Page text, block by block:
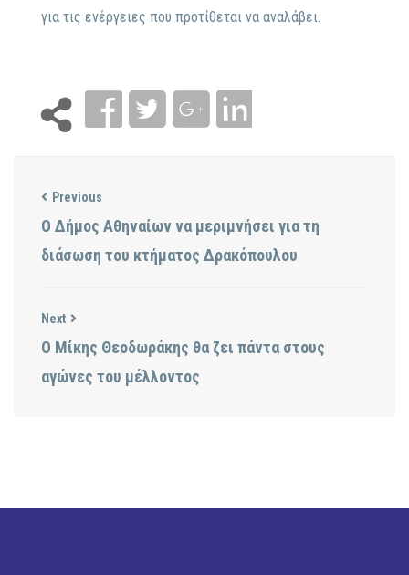
για τις ενέργειες που προτίθεται να αναλάβει.
Previous
Ο Δήμος Αθηναίων να μεριμνήσει για τη
διάσωση του κτήματος Δρακόπουλου
Next
Ο Μίκης Θεοδωράκης θα ζει πάντα στους
αγώνες του μέλλοντος